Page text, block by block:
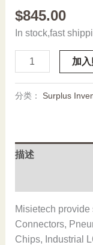
$845.00
In stock,fast
UGB-
18GM50-
2E3,193008,New
stock
加
分类： Surplus
描述
Misietech
Connectors,
Chips, Industrial